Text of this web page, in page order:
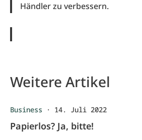
Händler zu verbessern.
Weitere Artikel
Business · 14. Juli 2022
Papierlos? Ja, bitte!